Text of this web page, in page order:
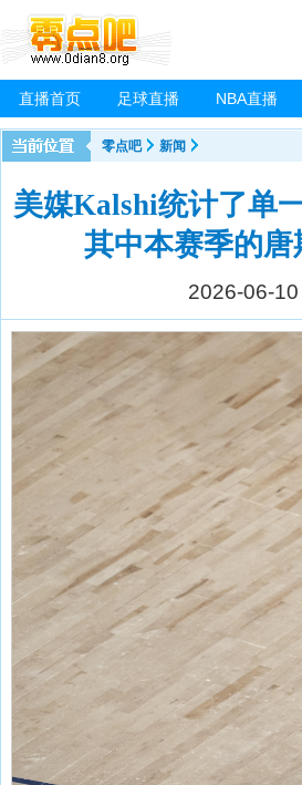
直播首页 足球直播 NBA直播
零点吧 新闻
美媒Kalshi统计了单
其中本赛季的
2026-06-